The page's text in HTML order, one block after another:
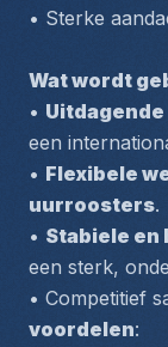
• Sterke
Wat wordt
•
een
• Flexibele
uurroosters.
• Stabiele
een sterk,
• Competitief
voordelen: